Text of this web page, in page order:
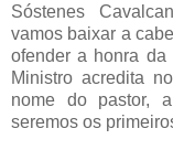
Sóstenes
vamos baixar a
ofender a honra
Ministro acredita
nome do pastor,
seremos os